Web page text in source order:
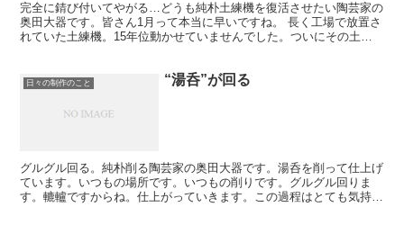
完全に錆び付いてやがる…どうも純朴土練機を復活させたい陶芸家の
奥田大器です。皆さん1月って本当に早いですね。 長く工場で放置さ
れていた土練機。15年位動かせていませんでした。ついにその土練
日々の制作のこと “湯呑”が回る
グルグル回る。純朴削る陶芸家の奥田大器です。湯呑を削って仕上げ
ています。いつもの場所です。いつもの削りです。グルグル回りま
す。轆轤ですからね。仕上がっていきます。この過程はとても気持ち